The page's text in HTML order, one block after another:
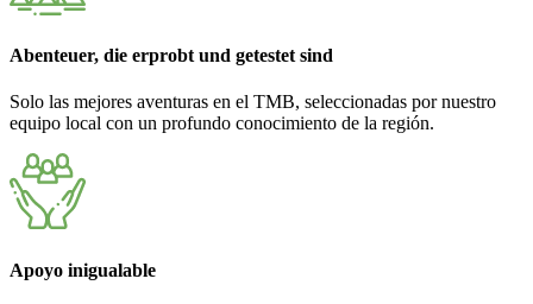
Abenteuer, die erprobt und getestet sind
Solo las mejores aventuras en el TMB, seleccionadas por nuestro
equipo local con un profundo conocimiento de la región.
Apoyo inigualable